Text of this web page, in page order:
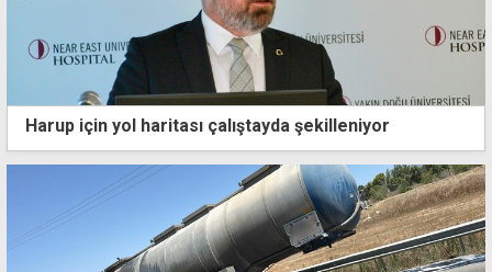
Harup için yol haritası çalıştayda şekilleniyor